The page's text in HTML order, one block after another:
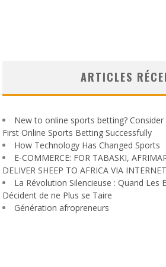
ARTICLES
New to online sports betting?
First Online Sports Betting Successfully
How Technology Has Changed Sports
E-COMMERCE: FOR TABASKI,
DELIVER SHEEP TO AFRICA VIA INTERNET
La Révolution Silencieuse : Quand Les
Décident de ne Plus se Taire
Génération afropreneurs